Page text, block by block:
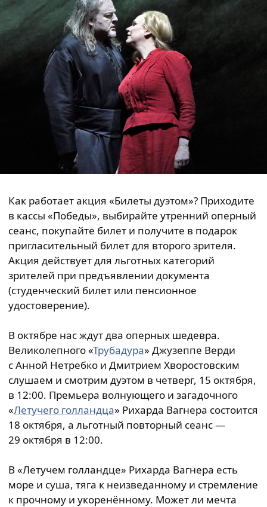
Как работает акция «Билеты дуэтом»? Приходите
в кассы «Победы», выбирайте утренний оперный
сеанс, покупайте билет и получите в подарок
пригласительный билет для второго зрителя.
Акция действует для льготных категорий
зрителей при предъявлении документа
(студенческий билет или пенсионное
удостоверение).
В октябре нас ждут два оперных шедевра.
Великолепного «Трубадура» Джузеппе Верди
с Анной Нетребко и Дмитрием Хворостовским
слушаем и смотрим дуэтом в четверг, 15 октября,
в 12:00. Премьера волнующего и загадочного
«Летучего голландца» Рихарда Вагнера состоится
18 октября, а льготный повторный сеанс —
29 октября в 12:00.
В «Летучем голландце» Рихарда Вагнера есть
море и суша, тяга к неизведанному и стремление
к прочному и укоренённому. Может ли мечта